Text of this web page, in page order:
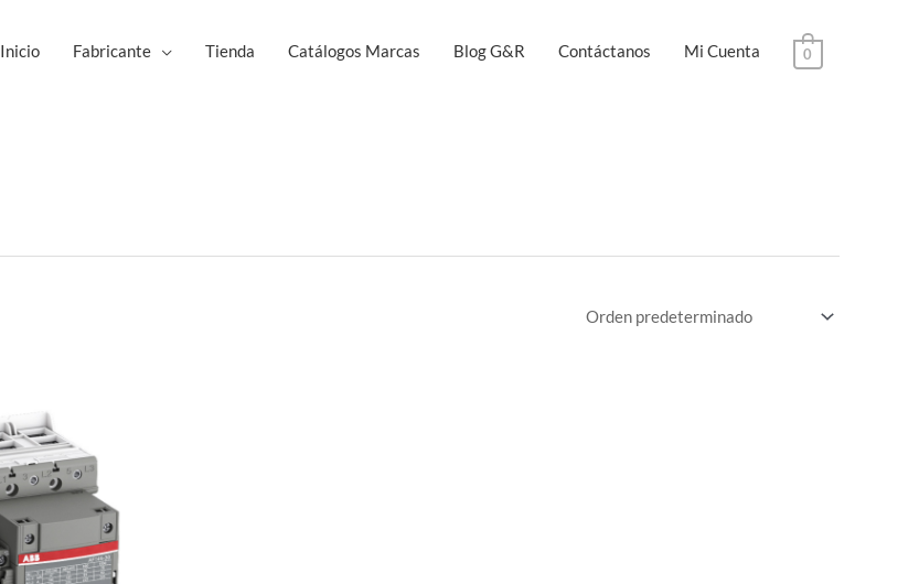
Inicio Fabricante Tienda Catálogos Marcas Blog G&R Contáctanos Mi Cuenta 0
tiene
múltiples
variantes.
opciones